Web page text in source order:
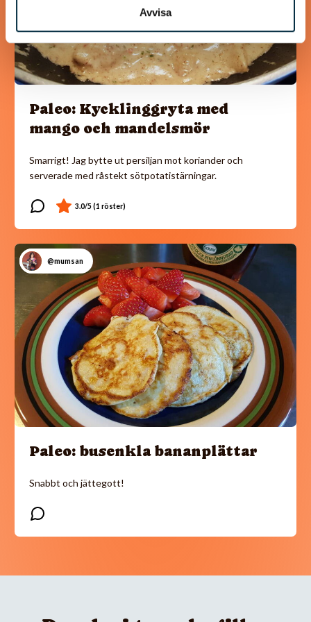
Avvisa
Paleo: Kycklinggryta med
mango och mandelsmör
Smarrigt! Jag bytte ut persiljan mot koriander och
serverade med råstekt sötpotatistärningar.
@mumsan
Paleo: busenkla bananplättar
Snabbt och jättegott!